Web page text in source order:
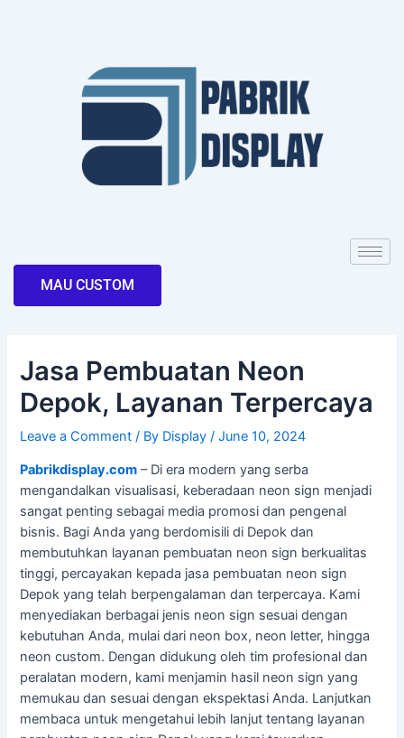
MAU CUSTOM
Jasa Pembuatan Neon
Depok, Layanan Terpercaya
Leave a Comment / By Display/June 10, 2024
Pabrikdisplay.com – Di era modern yang serba
mengandalkan visualisasi, keberadaan neon sign menjadi
sangat penting sebagai media promosi dan pengenal
bisnis. Bagi Anda yang berdomisili di Depok dan
membutuhkan layanan pembuatan neon sign berkualitas
tinggi, percayakan kepada jasa pembuatan neon sign
Depok yang telah berpengalaman dan terpercaya. Kami
menyediakan berbagai jenis neon sign sesuai dengan
kebutuhan Anda, mulai dari neon box, neon letter, hingga
neon custom. Dengan didukung oleh tim profesional dan
peralatan modern, kami menjamin hasil neon sign yang
memukau dan sesuai dengan ekspektasi Anda. Lanjutkan
membaca untuk mengetahui lebih lanjut tentang layanan